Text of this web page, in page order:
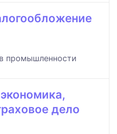
промышленности
дело